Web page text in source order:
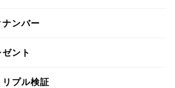
ナンバー
ント
プル検証